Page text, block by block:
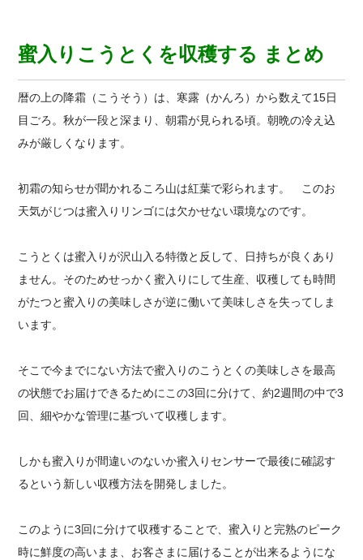
蜜入りこうとくを収穫する まとめ
暦の上の降霜（こうそう）は、寒露 （かんろ）から数えて15日
目ごろ。秋が一段と深まり、朝霜が見られる頃。朝晩の冷え込
みが厳しくなります。
初霜の知らせが聞かれるころ山は紅葉で彩られます。 このお
天気がじつは蜜入りリンゴには欠かせない環境なのです。
こうとくは蜜入りが沢山入る特徴と反して、日持ちが良くあり
ません。そのためせっかく蜜入りにして生産、収穫しても時間
がたつと蜜入りの美味しさが逆に働いて美味しさを失ってしま
います。
そこで今までにない方法で蜜入りのこうとくの美味しさを最高
の状態でお届けできるためにこの3回に分けて、約2週間の中で3
回、細やかな管理に基づいて収穫します。
しかも蜜入りが間違いのないか蜜入りセンサーで最後に確認す
るという新しい収穫方法を開発しました。
このように3回に分けて収穫することで、蜜入りと完熟のピーク
時に鮮度の高いまま、お客さまに届けることが出来るようにな